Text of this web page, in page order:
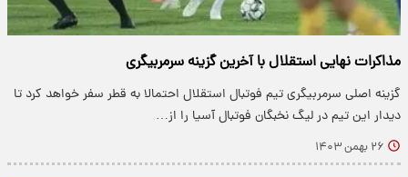
مذاکرات نهایی استقلال با آخرین گزینه سرمربیگری
گزینه اصلی سرمربیگری تیم فوتبال استقلال احتمالا به قطر سفر خواهد کرد تا
دیدار این تیم در لیگ نخبگان فوتبال آسیا را از…
۲۶ بهمن ۱۴۰۳